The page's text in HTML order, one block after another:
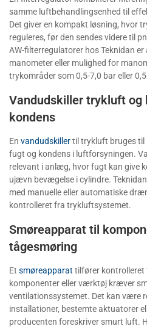
samme luftbehandlingsenhed til
Det giver en kompakt løsning, hvor
reguleres, før den sendes videre til
AW-filterregulatorer hos Teknidan
manometer eller mulighed for
trykområder som 0,5-7,0 bar eller
Vandudskiller trykluft og
kondens
En vandudskillertil trykluft bruges til
fugt og kondens i luftforsyningen.
relevant i anlæg, hvor fugt kan give
ujævn bevægelse i cylindre.
med manuelle eller automatiske
kontrolleret fra trykluftsystemet.
Smøreapparat til
tågesmøring
Et smøreapparat tilfører
komponenter eller værktøj kræver
ventilationssystemet. Det kan være
installationer, bestemte aktuatorer
producenten foreskriver smurt luft.